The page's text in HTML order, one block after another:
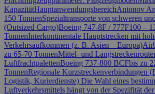
KapazitätHauptanwendungsbereichAntonov
150 TonnenSpezialtransporte von schweren
(Outsized Cargo)Boeing 747-8F / 777F100 –
TonnenInterkontinentale Hauptstrecken mit
Verkehrsaufkommen (z. B. Asien –
zu 65-70 TonnenMittel- und
LuftfrachtpalettenBoeing 737-800 BCFbis zu
TonnenRegionale Kurzstreckenverbindungen
Logistik, Kurierdienste) Die Wahl eines
Luftverkehrsmittels hängt von der Spezifität